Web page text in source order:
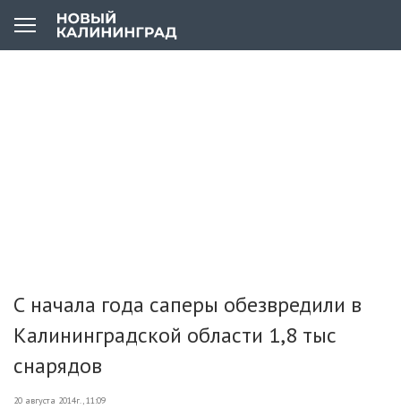
С начала года саперы обезвредили в
Калининградской области 1,8 тыс
снарядов
20 августа 2014г., 11:09